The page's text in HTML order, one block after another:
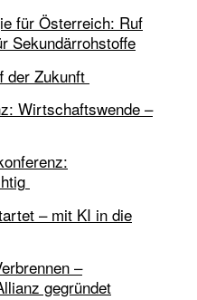
für Österreich: Ruf
Sekundärrohstoffe
der Zukunft
Wirtschaftswende –
– mit KI in die
–
gegründet